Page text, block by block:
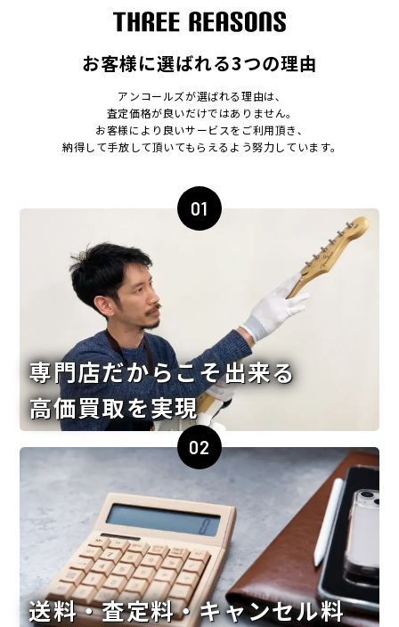
お客様に選ばれる3つの理由
アンコールズが選ばれる理由は､
査定価格が良いだけではありません｡
お客様により良いサービスをご利用頂き､
納得して手放して頂いてもらえるよう努力しています｡
01
専門店だからこそ出来る
高価買取を実現
02
送料・査定料・キャンセル料